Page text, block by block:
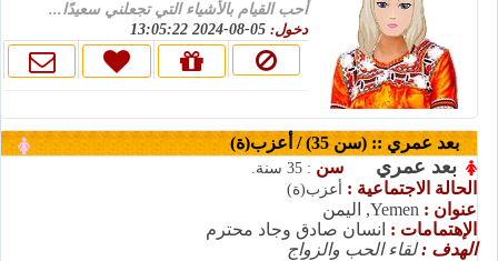
أحب القيام بالأشياء التي تجعلني سعيدًا...
دخول:
بعد عمري :: (سن 35) / أعزب(ة)
بعد عمري سن : 35 سنة.
الحالة الاجتماعية : أعزب(ة)
عنوان : Yemen, اليمن
الإهتمامات : انسان صادق وجاد محترم
الهدف :لقاء الحب والزواج